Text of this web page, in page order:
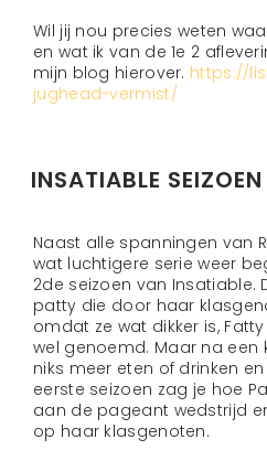
Wil jij nou precies weten
en wat ik van de 1e 2
mijn blog hierover. https://
jughead-vermist/
INSATIABLE
Naast alle spanningen van
wat luchtigere serie weer
2de seizoen van Insatiable.
patty die door haar
omdat ze wat dikker is,
wel genoemd. Maar na een
niks meer eten of drinken
eerste seizoen zag je hoe
aan de pageant wedstrijd
op haar klasgenoten.